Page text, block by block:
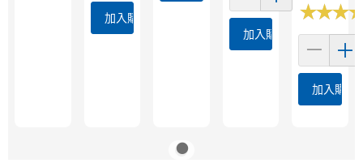
加入購物車
加入購物車
★★★
★★★
加入購物